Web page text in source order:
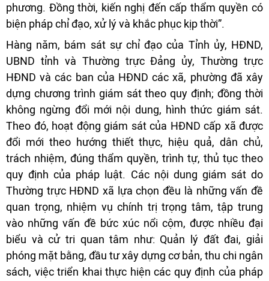
phương. Đồng thời, kiến nghị đến cấp thẩm quyền có
biện pháp chỉ đạo, xử lý và khắc phục kịp thời”.
Hàng năm, bám sát sự chỉ đạo của Tỉnh ủy, HĐND,
UBND tỉnh và Thường trực Đảng ủy, Thường trực
HĐND và các ban của HĐND các xã, phường đã xây
dựng chương trình giám sát theo quy định; đồng thời
không ngừng đổi mới nội dung, hình thức giám sát.
Theo đó, hoạt động giám sát của HĐND cấp xã được
đổi mới theo hướng thiết thực, hiệu quả, dân chủ,
trách nhiệm, đúng thẩm quyền, trình tự, thủ tục theo
quy định của pháp luật. Các nội dung giám sát do
Thường trực HĐND xã lựa chọn đều là những vấn đề
quan trọng, nhiệm vụ chính trị trọng tâm, tập trung
vào những vấn đề bức xúc nổi cộm, được nhiều đại
biểu và cử tri quan tâm như: Quản lý đất đai, giải
phóng mặt bằng, đầu tư xây dựng cơ bản, thu chi ngân
sách, việc triển khai thực hiện các quy định của pháp